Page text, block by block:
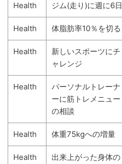
Health ジム(走り)に週に6日
Health 体脂肪率10％を切る
Health
新しいスポーツにチ
ャレンジ
Health
パーソナルトレーナ
ーに筋トレメニュー
の相談
Health 体重75kgへの増量
Health
出来上がった身体の